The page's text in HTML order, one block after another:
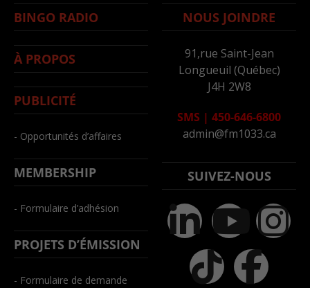
BINGO RADIO
À PROPOS
PUBLICITÉ
- Opportunités d’affaires
MEMBERSHIP
- Formulaire d’adhésion
PROJETS D’ÉMISSION
- Formulaire de demande
NOUS JOINDRE
91,rue Saint-Jean
Longueuil (Québec)
J4H 2W8
SMS | 450-646-6800
admin@fm1033.ca
SUIVEZ-NOUS